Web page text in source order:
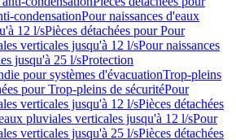
condensationPour naissances d'eaux
12 l/sPièces détachées pour Pour
verticales jusqu'à 12 l/sPour naissances
jusqu'à 25 l/sProtection
pour systèmes d'évacuationTrop-pleins
pour Trop-pleins de sécuritéPour
verticales jusqu'à 12 l/sPièces détachées
pluviales verticales jusqu'à 12 l/sPour
verticales jusqu'à 25 l/sPièces détachées